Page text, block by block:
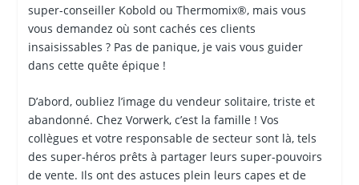
super-conseiller Kobold ou Thermomix®, mais vous
vous demandez où sont cachés ces clients
insaisissables ? Pas de panique, je vais vous guider
dans cette quête épique !
D’abord, oubliez l’image du vendeur solitaire, triste et
abandonné. Chez Vorwerk, c’est la famille ! Vos
collègues et votre responsable de secteur sont là, tels
des super-héros prêts à partager leurs super-pouvoirs
de vente. Ils ont des astuces plein leurs capes et de